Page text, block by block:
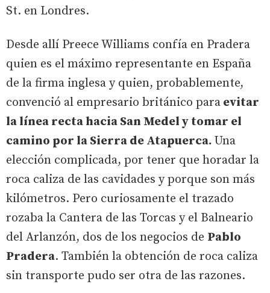
St. en Londres.
Desde allí Preece Williams confía en Pradera
quien es el máximo representante en España
de la firma inglesa y quien, probablemente,
convenció al empresario británico para evitar
la línea recta hacia San Medel y tomar el
camino por la Sierra de Atapuerca. Una
elección complicada, por tener que horadar la
roca caliza de las cavidades y porque son más
kilómetros. Pero curiosamente el trazado
rozaba la Cantera de las Torcas y el Balneario
del Arlanzón, dos de los negocios de Pablo
Pradera. También la obtención de roca caliza
sin transporte pudo ser otra de las razones.